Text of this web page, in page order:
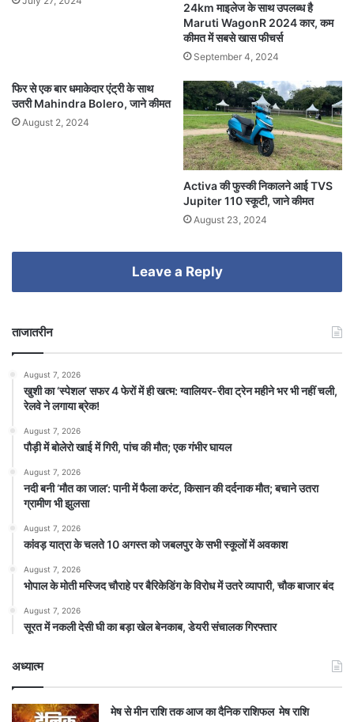
24km माइलेज के साथ उपलब्ध है
Maruti WagonR 2024 कार, कम
कीमत में सबसे खास फीचर्स
September 4, 2024
फिर से एक बार धमाकेदार एंट्री के साथ
उतरी Mahindra Bolero, जाने कीमत
August 2, 2024
Activa की फुस्की निकालने आई TVS
Jupiter 110 स्कूटी, जाने कीमत
August 23, 2024
Leave a Reply
ताजातरीन
August 7, 2026
खुशी का ‘स्पेशल’ सफर 4 फेरों में ही खत्म: ग्वालियर-रीवा ट्रेन महीने भर भी नहीं चली,
रेलवे ने लगाया ब्रेक!
August 7, 2026
पौड़ी में बोलेरो खाई में गिरी, पांच की मौत; एक गंभीर घायल
August 7, 2026
​नदी बनी ‘मौत का जाल’: पानी में फैला करंट, किसान की दर्दनाक मौत; बचाने उतरा
ग्रामीण भी झुलसा
August 7, 2026
कांवड़ यात्रा के चलते 10 अगस्त को जबलपुर के सभी स्कूलों में अवकाश
August 7, 2026
भोपाल के मोती मस्जिद चौराहे पर बैरिकेडिंग के विरोध में उतरे व्यापारी, चौक बाजार बंद
August 7, 2026
सूरत में नकली देसी घी का बड़ा खेल बेनकाब, डेयरी संचालक गिरफ्तार
अध्यात्म
मेष से मीन राशि तक आज का दैनिक राशिफल मेष राशि